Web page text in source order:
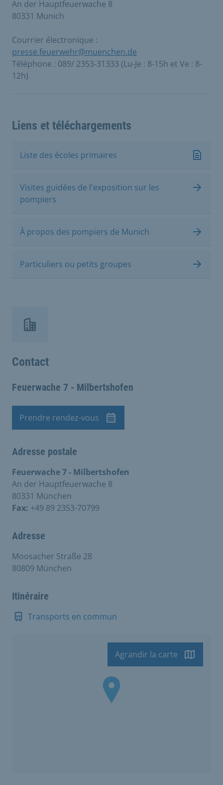
An der Hauptfeuerwache 8
80331 Munich
Courrier électronique :
presse.feuerwehr@muenchen.de
Téléphone : 089/ 2353-31333 (Lu-Je : 8-15h et Ve : 8-
12h)
Liens et téléchargements
Liste des écoles primaires
Visites guidées de l'exposition sur les
pompiers
À propos des pompiers de Munich
Particuliers ou petits groupes
Contact
Feuerwache 7 - Milbertshofen
Rendez-vous
Prendre rendez-vous
Adresse postale
Feuerwache 7 - Milbertshofen
An der Hauptfeuerwache 8
80331 München
Fax: +49 89 2353-70799
Adresse
Moosacher Straße 28
80809 München
Itinéraire
Transports en commun
Agrandir la carte